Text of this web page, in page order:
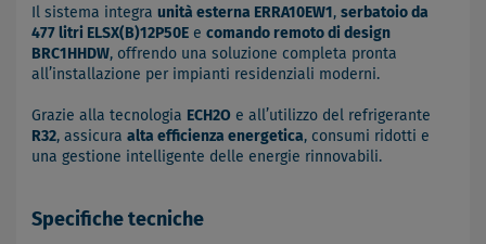
Il sistema integra unità esterna ERRA10EW1 , serbatoio da
477 litri ELSX(B)12P50E e comando remoto di design
BRC1HHDW, offrendo una soluzione completa pronta
all’installazione per impianti residenziali moderni.
Grazie alla tecnologia ECH2O e all’utilizzo del refrigerante
R32, assicura alta efficienza energetica, consumi ridotti e
una gestione intelligente delle energie rinnovabili.
Specifiche tecniche